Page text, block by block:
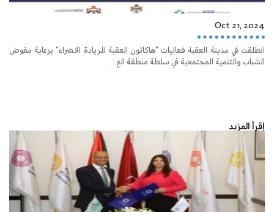
Oct 21, 2024
انطلقت في مدينة العقبة فعاليات “هاكاثون العقبة للريادة الخضراء” برعاية مفوض
الشباب والتنمية المجتمعية في سلطة منطقة الع...
إقرأ المزيد